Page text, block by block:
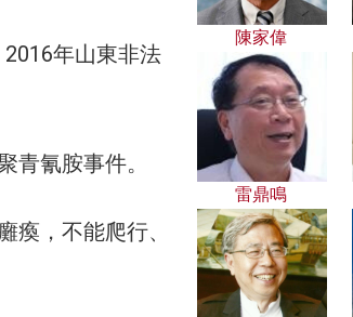
年山東非法
青氰胺事件。
瘓，不能爬行、
陳家偉
雷鼎鳴